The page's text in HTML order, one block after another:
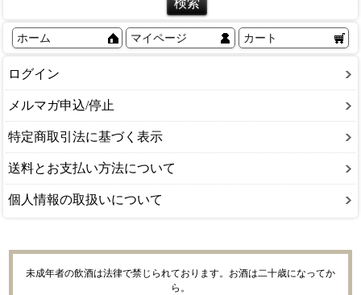
ホーム マイページ カート
ログイン
メルマガ申込/停止
特定商取引法に基づく表示
送料とお支払い方法について
個人情報の取扱いについて
未成年者の飲酒は法律で禁じられております。お酒は二十歳になってか
ら。